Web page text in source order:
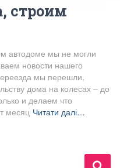
строим
автодоме мы не могли
новости нашего
мы перешли,
дома на колесах – до
и делаем что
месяц Читати далі…